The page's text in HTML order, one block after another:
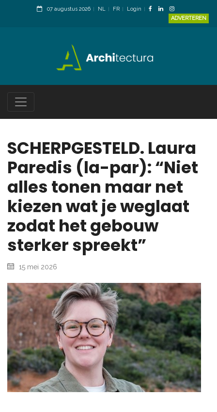
07 augustus 2026 NL FR
Login
ADVERTEREN
SCHERPGESTELD. Laura
Paredis (la-par): “Niet
alles tonen maar net
kiezen wat je weglaat
zodat het gebouw
sterker spreekt”
15 mei 2026